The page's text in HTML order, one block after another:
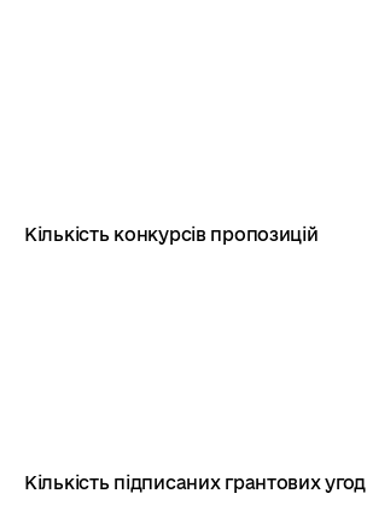
Кількість конкурсів пропозицій
Кількість підписаних грантових угод